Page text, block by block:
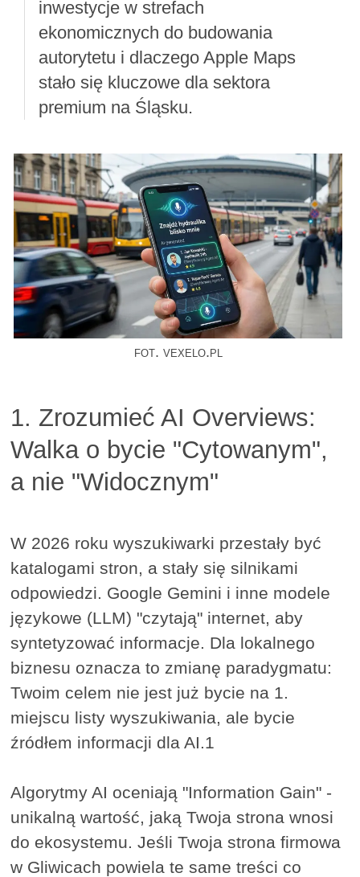
inwestycje w strefach
ekonomicznych do budowania
autorytetu i dlaczego Apple Maps
stało się kluczowe dla sektora
premium na Śląsku.
fot. vexelo.pl
1. Zrozumieć AI Overviews:
Walka o bycie "Cytowanym",
a nie "Widocznym"
W 2026 roku wyszukiwarki przestały być
katalogami stron, a stały się silnikami
odpowiedzi. Google Gemini i inne modele
językowe (LLM) "czytają" internet, aby
syntetyzować informacje. Dla lokalnego
biznesu oznacza to zmianę paradygmatu:
Twoim celem nie jest już bycie na 1.
miejscu listy wyszukiwania, ale bycie
źródłem informacji dla AI.1
Algorytmy AI oceniają "Information Gain" -
unikalną wartość, jaką Twoja strona wnosi
do ekosystemu. Jeśli Twoja strona firmowa
w Gliwicach powiela te same treści co